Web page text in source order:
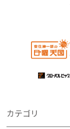
カテゴリ